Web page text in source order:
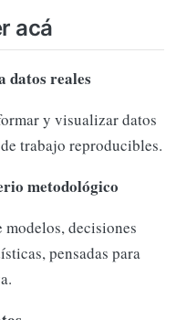
acá
datos reales
y visualizar datos
trabajo reproducibles.
metodológico
decisiones
pensadas para